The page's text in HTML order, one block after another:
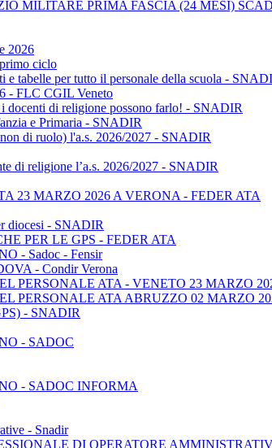
MILITARE PRIMA FASCIA (24 MESI)
2026
ciclo
tabelle per tutto il personale della scuola -
- FLC CGIL Veneto
docenti di religione possono farlo! - SNADIR
e Primaria - SNADIR
di ruolo) l'a.s. 2026/2027 - SNADIR
di religione l’a.s. 2026/2027 - SNADIR
23 MARZO 2026 A VERONA - FEDER ATA
diocesi - SNADIR
PER LE GPS - FEDER ATA
- Sadoc - Fensir
- Condir Verona
PERSONALE ATA - VENETO 23 MARZO
PERSONALE ATA ABRUZZO 02 MARZO
- SNADIR
- SADOC
- SADOC INFORMA
- Snadir
DI OPERATORE